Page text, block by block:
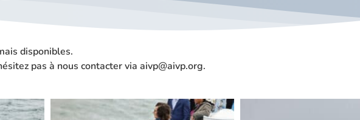
disponibles.
pas à nous contacter via aivp@aivp.org.